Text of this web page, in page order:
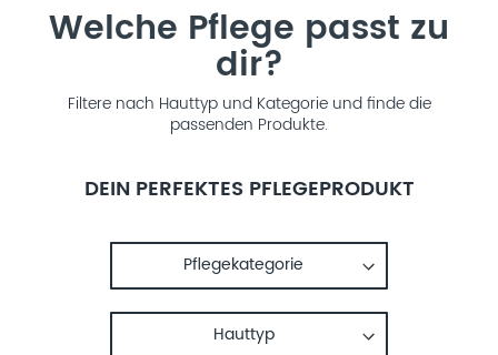
Welche Pflege passt zu
dir?
Filtere nach Hauttyp und Kategorie und finde die
passenden Produkte.
DEIN PERFEKTES PFLEGEPRODUKT